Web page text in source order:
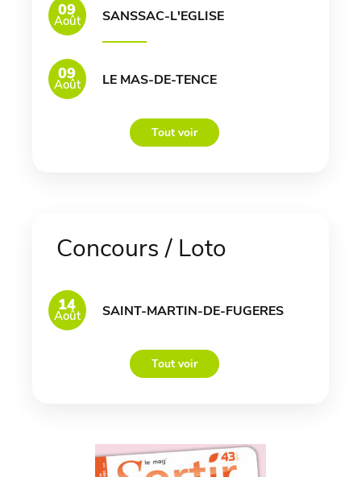
09
Août SANSSAC-L'EGLISE
09
Août LE MAS-DE-TENCE
Tout voir
Concours / Loto
14
Août SAINT-MARTIN-DE-FUGERES
Tout voir